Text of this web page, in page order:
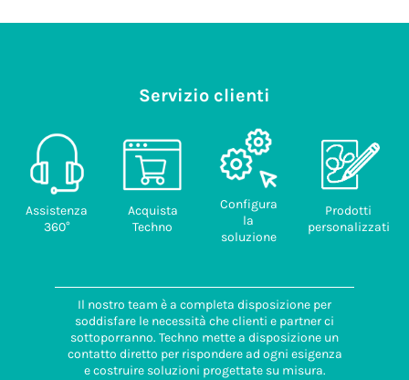
Servizio clienti
Assistenza
360°
Acquista
Techno
Configura
la
soluzione
Prodotti
personalizzati
Il nostro team è a completa disposizione per
soddisfare le necessità che clienti e partner ci
sottoporranno. Techno mette a disposizione un
contatto diretto per rispondere ad ogni esigenza
e costruire soluzioni progettate su misura.